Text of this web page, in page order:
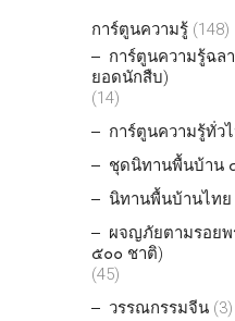
การ์ตูนความรู้ (148)
การ์ตูนความรู้ฉล
ยอดนักสืบ)
(14)
การ์ตูนความรู้ทั่ว
ชุดนิทานพื้นบ้าน
นิทานพื้นบ้านไทย
ผจญภัยตามรอยพ
๕๐๐ ชาติ)
(45)
วรรณกรรมจีน (3)